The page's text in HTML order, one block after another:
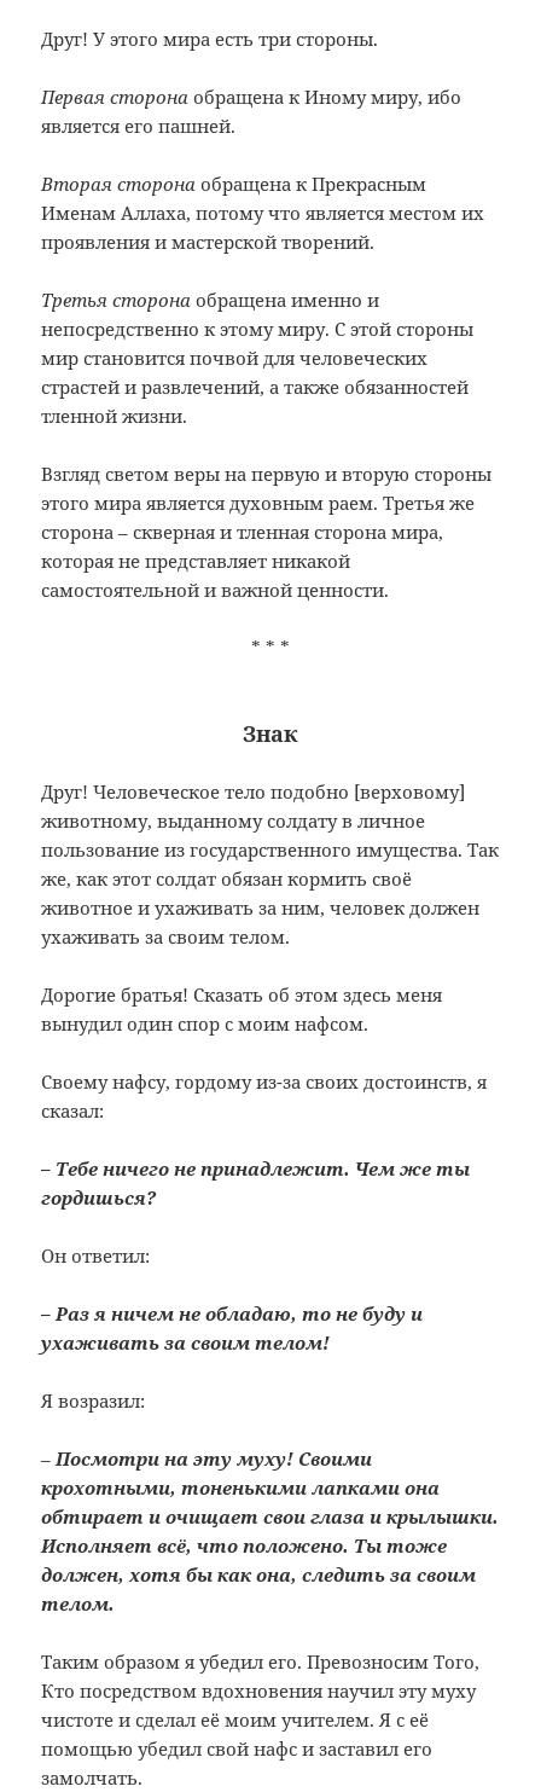
Друг! У этого мира есть три стороны.
Первая сторона обращена к Иному миру, ибо
является его пашней.
Вторая сторона обращена к Прекрасным
Именам Аллаха, потому что является местом их
проявления и мастерской творений.
Третья сторона обращена именно и
непосредственно к этому миру. С этой стороны
мир становится почвой для человеческих
страстей и развлечений, а также обязанностей
тленной жизни.
Взгляд светом веры на первую и вторую стороны
этого мира является духовным раем. Третья же
сторона – скверная и тленная сторона мира,
которая не представляет никакой
самостоятельной и важной ценности.
* * *
Знак
Друг! Человеческое тело подобно [верховому]
животному, выданному солдату в личное
пользование из государственного имущества. Так
же, как этот солдат обязан кормить своё
животное и ухаживать за ним, человек должен
ухаживать за своим телом.
Дорогие братья! Сказать об этом здесь меня
вынудил один спор с моим нафсом.
Своему нафсу, гордому из-за своих достоинств, я
сказал:
– Тебе ничего не принадлежит. Чем же ты
гордишься?
Он ответил:
– Раз я ничем не обладаю, то не буду и
ухаживать за своим телом!
Я возразил:
–Посмотри на эту муху! Своими
крохотными, тоненькими лапками она
обтирает и очищает свои глаза и крылышки.
Исполняет всё, что положено. Ты тоже
должен, хотя бы как она, следить за своим
телом.
Таким образом я убедил его. Превозносим Того,
Кто посредством вдохновения научил эту муху
чистоте и сделал её моим учителем. Я с её
помощью убедил свой нафс и заставил его
замолчать.